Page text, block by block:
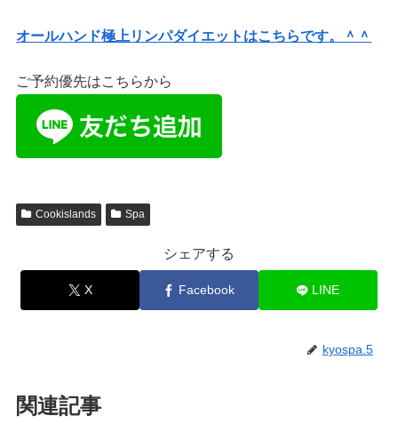
オールハンド極上リンパダイエットはこちらです。＾＾
ご予約優先はこちらから
Cookislands Spa
シェアする
X Facebook LINE
kyospa.5
関連記事